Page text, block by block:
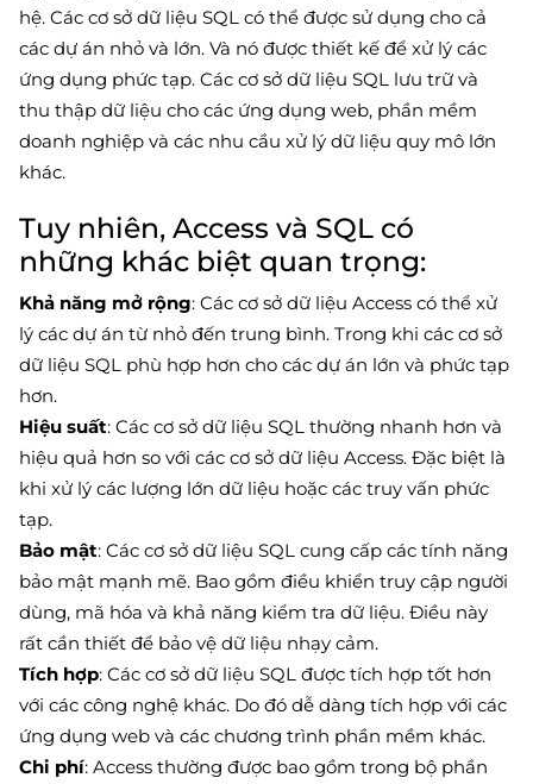
hệ. Các cơ sở dữ liệu SQL có thể được sử dụng cho cả
các dự án nhỏ và lớn. Và nó được thiết kế để xử lý các
ứng dụng phức tạp. Các cơ sở dữ liệu SQL lưu trữ và
thu thập dữ liệu cho các ứng dụng web, phần mềm
doanh nghiệp và các nhu cầu xử lý dữ liệu quy mô lớn
khác.
Tuy nhiên, Access và SQL có
những khác biệt quan trọng:
Khả năng mở rộng: Các cơ sở dữ liệu Access có thể xử
lý các dự án từ nhỏ đến trung bình. Trong khi các cơ sở
dữ liệu SQL phù hợp hơn cho các dự án lớn và phức tạp
hơn.
Hiệu suất: Các cơ sở dữ liệu SQL thường nhanh hơn và
hiệu quả hơn so với các cơ sở dữ liệu Access. Đặc biệt là
khi xử lý các lượng lớn dữ liệu hoặc các truy vấn phức
tạp.
Bảo mật: Các cơ sở dữ liệu SQL cung cấp các tính năng
bảo mật mạnh mẽ. Bao gồm điều khiển truy cập người
dùng, mã hóa và khả năng kiểm tra dữ liệu. Điều này
rất cần thiết để bảo vệ dữ liệu nhạy cảm.
Tích hợp: Các cơ sở dữ liệu SQL được tích hợp tốt hơn
với các công nghệ khác. Do đó dễ dàng tích hợp với các
ứng dụng web và các chương trình phần mềm khác.
Chi phí: Access thường được bao gồm trong bộ phần